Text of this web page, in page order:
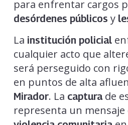
para enfrentar cargos
desórdenes públicos y
La institución policial
cualquier acto que
será perseguido con
en puntos de alta
Mirador. La capturade
representa un